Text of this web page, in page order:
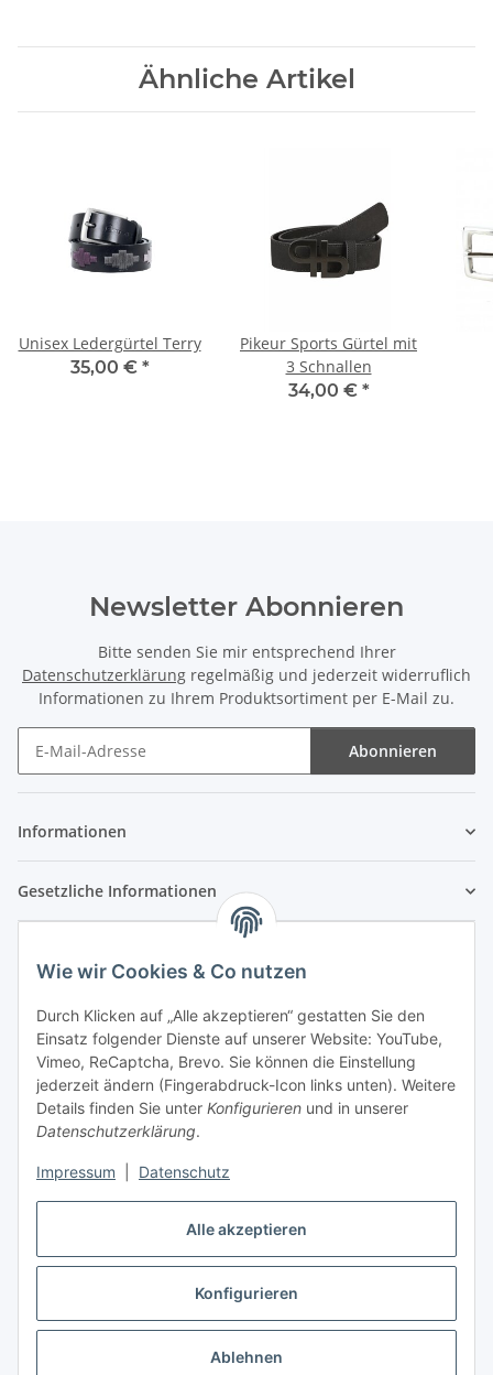
Alle akzeptieren
Konfigurieren
Ablehnen
Wie wir Cookies & Co nutzen
Durch Klicken auf „Alle akzeptieren“ gestatten Sie den
Einsatz folgender Dienste auf unserer Website: YouTube,
Vimeo, ReCaptcha, Brevo. Sie können die Einstellung
jederzeit ändern (Fingerabdruck-Icon links unten). Weitere
Details finden Sie unter Konfigurieren und in unserer
Datenschutzerklärung.
Impressum Datenschutz
Ähnliche Artikel
Unisex Ledergürtel Terry
35,00 € *
Pikeur Sports Gürtel mit
3 Schnallen
34,00 € *
Newsletter Abonnieren
Bitte senden Sie mir entsprechend Ihrer
Datenschutzerklärung regelmäßig und jederzeit widerruflich
Informationen zu Ihrem Produktsortiment per E-Mail zu.
Abonnieren
Informationen
Gesetzliche Informationen
Vertrag widerrufen
* Alle Preise inkl. gesetzlicher USt., zzgl.Versand